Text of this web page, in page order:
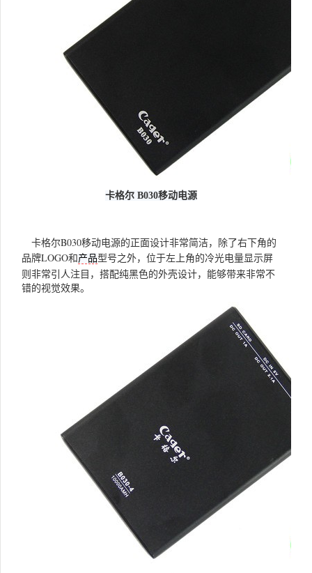
卡格尔 B030移动电源
卡格尔B030移动电源的正面设计非常简洁，除了右下角的
品牌LOGO和产品型号之外，位于左上角的冷光电量显示屏
则非常引人注目，搭配纯黑色的外壳设计，能够带来非常不
错的视觉效果。